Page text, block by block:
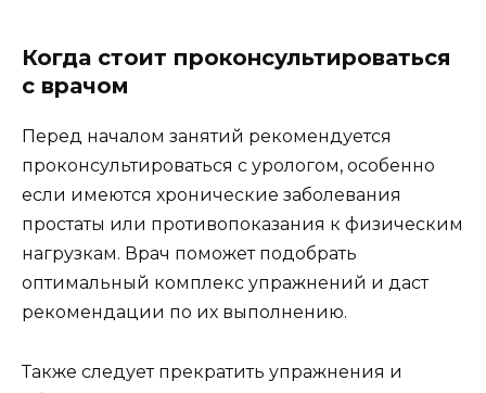
Когда стоит проконсультироваться
с врачом
Перед началом занятий рекомендуется
проконсультироваться с урологом, особенно
если имеются хронические заболевания
простаты или противопоказания к физическим
нагрузкам. Врач поможет подобрать
оптимальный комплекс упражнений и даст
рекомендации по их выполнению.
Также следует прекратить упражнения и